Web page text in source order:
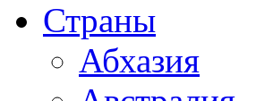
Страны
Абхазия